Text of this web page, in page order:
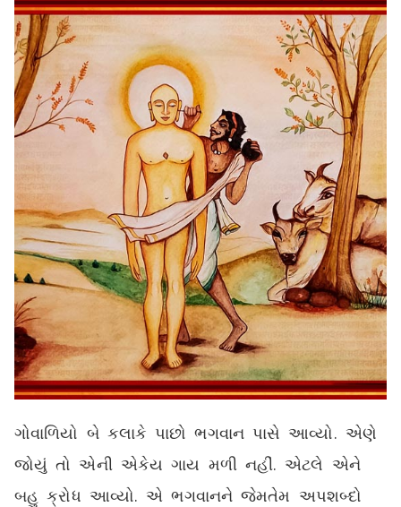
ગોવાળિયો બે કલાકે પાછો ભગવાન પાસે આવ્યો. એણે
જોયું તો એની એકેય ગાય મળી નહીં. એટલે એને
બહુ ક્રોધ આવ્યો. એ ભગવાનને જેમતેમ અપશબ્દો